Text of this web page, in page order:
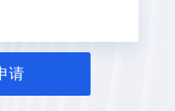
请